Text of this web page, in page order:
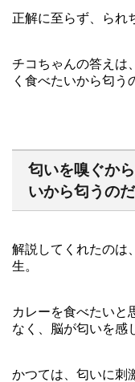
正解に至らず、られ
チコちゃんの答えは
く食べたいから匂う
匂いを嗅ぐか
いから匂うのだ
解説してくれたのは
生。
カレーを食べたいと
なく、脳が匂いを感
かつては、匂いに刺